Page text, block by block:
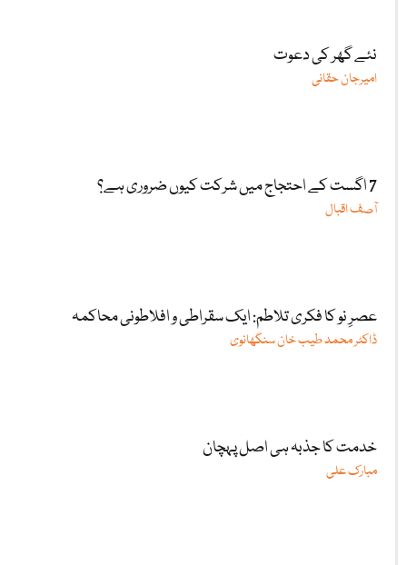
نئے گھر کی دعوت
امیرجان حقانی
7 اگست کے احتجاج میں شرکت کیوں ضروری ہے؟
آصف اقبال
عصرِ نو کا فکری تلاطم: ایک سقراطی و افلاطونی محاکمہ
ڈاکٹر محمد طیب خان سنگھانوی
خدمت کا جذبہ ہی اصل پہچان
مبارک علی